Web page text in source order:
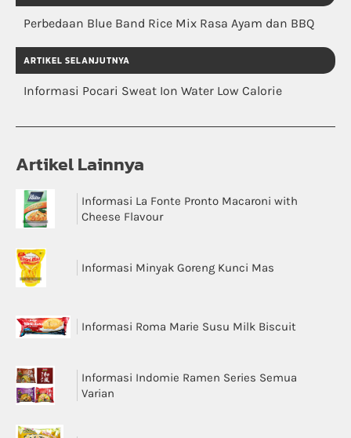
Perbedaan Blue Band Rice Mix Rasa Ayam dan BBQ
ARTIKEL SELANJUTNYA
Informasi Pocari Sweat Ion Water Low Calorie
Artikel Lainnya
Informasi La Fonte Pronto Macaroni with
Cheese Flavour
Informasi Minyak Goreng Kunci Mas
Informasi Roma Marie Susu Milk Biscuit
Informasi Indomie Ramen Series Semua
Varian